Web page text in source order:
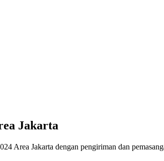
Jakarta
Jakarta dengan pengiriman dan